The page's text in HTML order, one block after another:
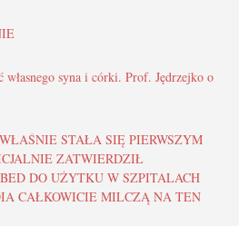
własnego syna i córki. Prof. Jędrzejko o
STAŁA SIĘ PIERWSZYM
ZATWIERDZIŁ
DO UŻYTKU W SZPITALACH
CAŁKOWICIE MILCZĄ NA TEN